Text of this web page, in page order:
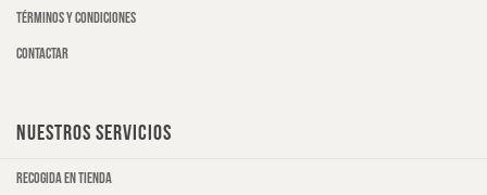
Términos y condiciones
Contactar
NUESTROS SERVICIOS
Recogida en tienda